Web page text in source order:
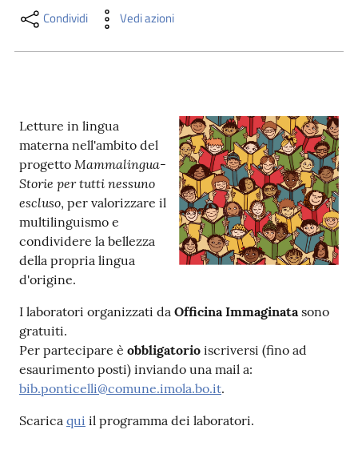
Casa
Piani
Archivio
storico
Decentrate
Patto
per
la
Condividi Vedi azioni
Letture in lingua
materna nell'ambito del
progetto Mammalingua-
Storie per tutti nessuno
escluso, per valorizzare il
multilinguismo e
condividere la bellezza
della propria lingua
d'origine.
I laboratori organizzati da Officina Immaginatasono
gratuiti.
Per partecipare è obbligatorio iscriversi (fino ad
esaurimento posti) inviando una mail a:
bib.ponticelli@comune.imola.bo.it.
Scarica qui il programma dei laboratori.